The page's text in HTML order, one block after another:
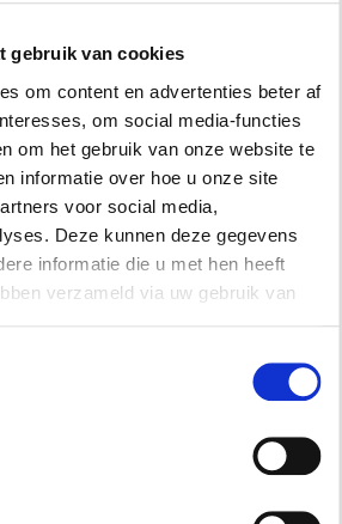
gebruik van cookies
om content en advertenties beter af
om social media-functies
om het gebruik van onze website te
informatie over hoe u onze site
voor social media,
Deze kunnen deze gegevens
informatie die u met hen heeft
verzameld via uw gebruik van
verdienen met links op
selecteren wij alleen
ook fantastisch vinden. Lees
hier in voor onze
INSCHRIJVEN